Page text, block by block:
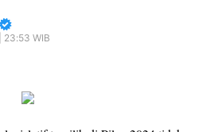
23:53 WIB